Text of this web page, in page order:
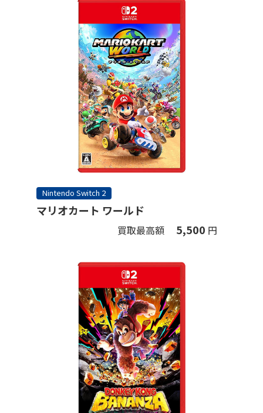
Nintendo Switch 2
マリオカート ワールド
買取最高額 5,500 円